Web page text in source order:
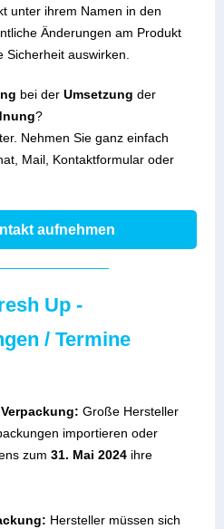
unter ihrem Namen in den
Änderungen am Produkt
auswirken.
bei der Umsetzung der
?
Nehmen Sie ganz einfach
Mail, Kontaktformular oder
aufnehmen
Up -
/ Termine
Große Hersteller
importieren oder
zum 31. Mai 2024 ihre
Hersteller müssen sich